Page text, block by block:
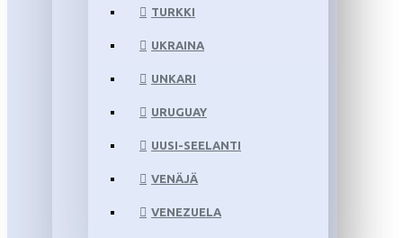
TURKKI
UKRAINA
UNKARI
URUGUAY
UUSI-SEELANTI
VENÄJÄ
VENEZUELA